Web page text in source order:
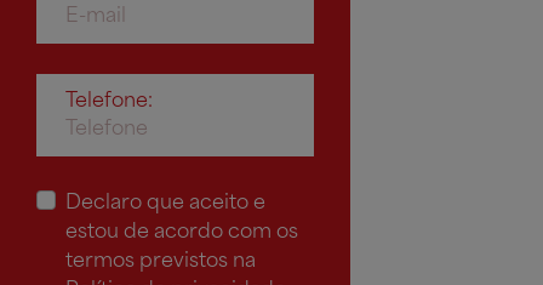
Telefone:
Declaro que aceito e
estou de acordo com os
termos previstos na